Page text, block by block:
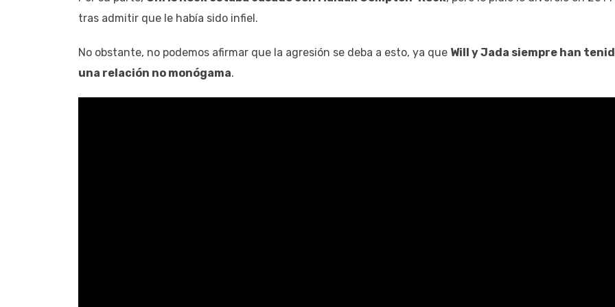
tras admitir que le había sido infiel.
No obstante, no podemos afirmar que la agresión se deba a esto, ya que Will y Jada siempre han
una relación no monógama.